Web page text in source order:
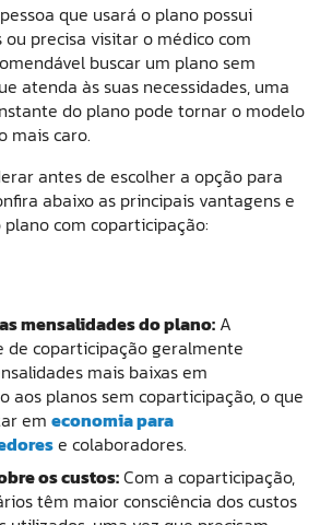
que usará o plano possui
ou precisa visitar o médico com
buscar um plano sem
atenda às suas necessidades, uma
do plano pode tornar o modelo
mais caro.
antes de escolher a opção para
abaixo as principais vantagens e
com coparticipação:
mensalidades do plano: A
de coparticipação geralmente
mais baixas em
aos planos sem coparticipação, o que
em economia para
e colaboradores.
os custos:Com a coparticipação,
têm maior consciência dos custos